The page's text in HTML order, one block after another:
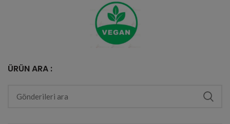
ÜRÜN ARA :